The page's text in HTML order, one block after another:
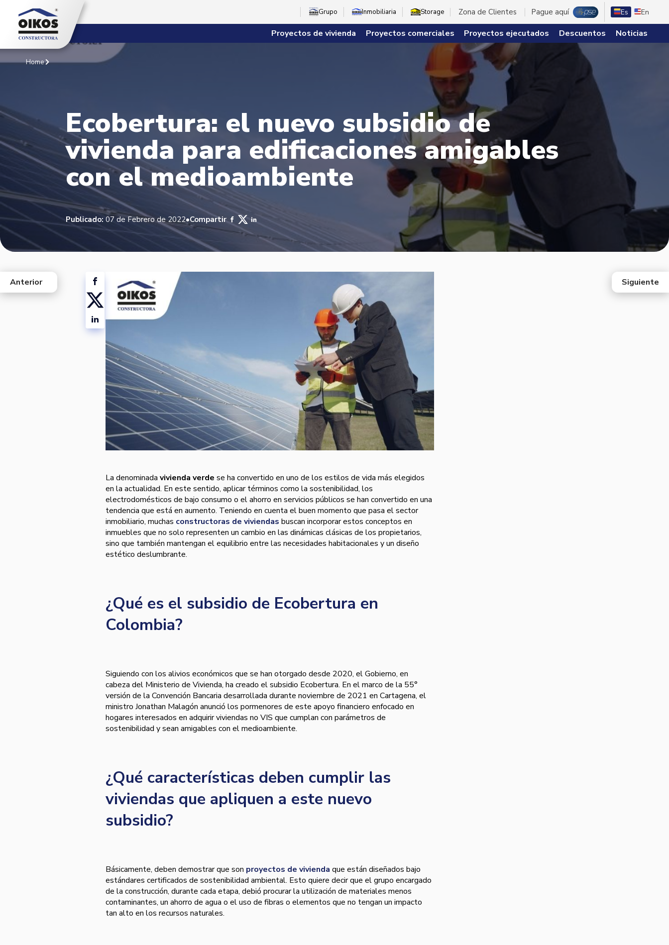
Grupo Inmobiliaria Storage Zona de Clientes Pague aquí Es En
Proyectos de vivienda Proyectos comerciales Proyectos ejecutados Descuentos Noticias
Home
Ecobertura: el nuevo subsidio de
vivienda para edificaciones amigables
con el medioambiente
Publicado: 07 de Febrero de 2022•Compartir
La denominada vivienda verde se ha convertido en uno de los estilos de vida más elegidos
en la actualidad. En este sentido, aplicar términos como la sostenibilidad, los
electrodomésticos de bajo consumo o el ahorro en servicios públicos se han convertido en una
tendencia que está en aumento. Teniendo en cuenta el buen momento que pasa el sector
inmobiliario, muchas constructoras de viviendas buscan incorporar estos conceptos en
inmuebles que no solo representen un cambio en las dinámicas clásicas de los propietarios,
sino que también mantengan el equilibrio entre las necesidades habitacionales y un diseño
estético deslumbrante.
¿Qué es el subsidio de Ecobertura en
Colombia?
Siguiendo con los alivios económicos que se han otorgado desde 2020, el Gobierno, en
cabeza del Ministerio de Vivienda, ha creado el subsidio Ecobertura. En el marco de la 55°
versión de la Convención Bancaria desarrollada durante noviembre de 2021 en Cartagena, el
ministro Jonathan Malagón anunció los pormenores de este apoyo financiero enfocado en
hogares interesados en adquirir viviendas no VIS que cumplan con parámetros de
sostenibilidad y sean amigables con el medioambiente.
¿Qué características deben cumplir las
viviendas que apliquen a este nuevo
subsidio?
Básicamente, deben demostrar que son proyectos de vivienda que están diseñados bajo
estándares certificados de sostenibilidad ambiental. Esto quiere decir que el grupo encargado
de la construcción, durante cada etapa, debió procurar la utilización de materiales menos
contaminantes, un ahorro de agua o el uso de fibras o elementos que no tengan un impacto
tan alto en los recursos naturales.
west
Anterior Siguiente